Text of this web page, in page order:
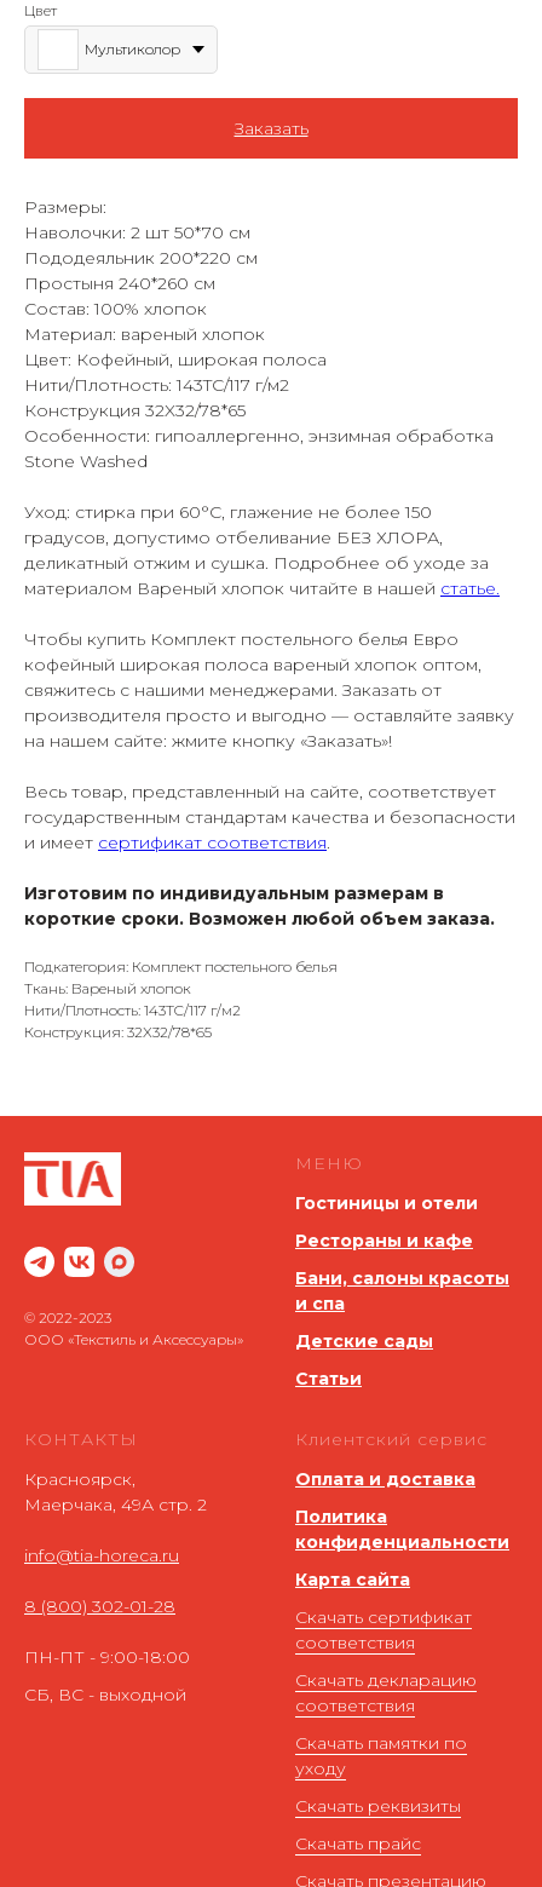
Цвет
Мультиколор
Заказать
Размеры:
Наволочки: 2 шт 50*70 см
Пододеяльник 200*220 см
Простыня 240*260 см
Состав: 100% хлопок
Материал: вареный хлопок
Цвет: Кофейный, широкая полоса
Нити/Плотность: 143TC/117 г/м2
Конструкция 32X32/78*65
Особенности: гипоаллергенно, энзимная обработка
Stone Washed
Уход: стирка при 60°С, глажение не более 150
градусов, допустимо отбеливание БЕЗ ХЛОРА,
деликатный отжим и сушка. Подробнее об уходе за
материалом Вареный хлопок читайте в нашей статье.
Чтобы купить Комплект постельного белья Евро
кофейный широкая полоса вареный хлопок оптом,
свяжитесь с нашими менеджерами. Заказать от
производителя просто и выгодно — оставляйте заявку
на нашем сайте: жмите кнопку «Заказать»!
Весь товар, представленный на сайте, соответствует
государственным стандартам качества и безопасности
и имеет сертификат соответствия.
Изготовим по индивидуальным размерам в
короткие сроки. Возможен любой объем заказа.
Подкатегория: Комплект постельного белья
Ткань: Вареный хлопок
Нити/Плотность: 143TC/117 г/м2
Конструкция: 32X32/78*65
© 2022-2023
ООО «Текстиль и Аксессуары»
МЕНЮ
Гостиницы и отели
Рестораны и кафе
Бани, салоны красоты
и спа
Детские сады
Статьи
КОНТАКТЫ
Красноярск,
Маерчака, 49А стр. 2
info@tia-horeca.ru
8 (800) 302-01-28
ПН-ПТ - 9:00-18:00
СБ, ВС - выходной
Клиентский сервис
Оплата и доставка
Политика
конфиденциальности
Карта сайта
Скачать сертификат
соответствия
Скачать декларацию
соответствия
Скачать памятки по
уходу
Скачать реквизиты
Скачать прайс
Скачать презентацию